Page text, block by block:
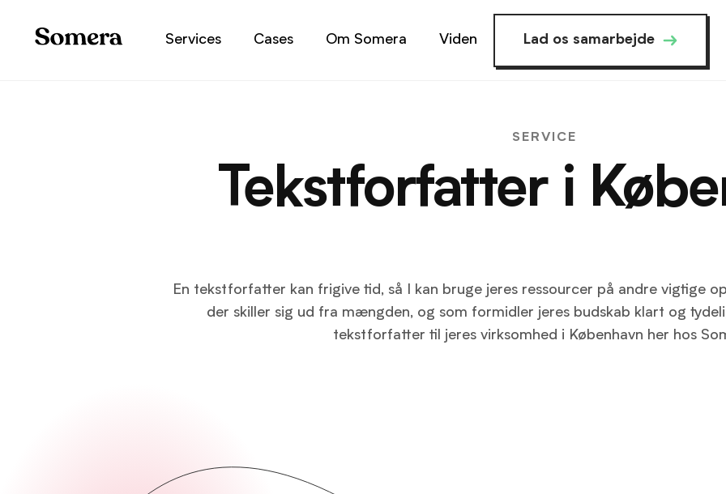
Services Cases Om Somera Viden Lad os samarbejde
SERVICE
Tekstforfatter i
En tekstforfatter kan frigive tid, så I kan bruge jeres ressourcer på andre vigtige
der skiller sig ud fra mængden, og som formidler jeres budskab klart og
tekstforfatter til jeres virksomhed i København her hos